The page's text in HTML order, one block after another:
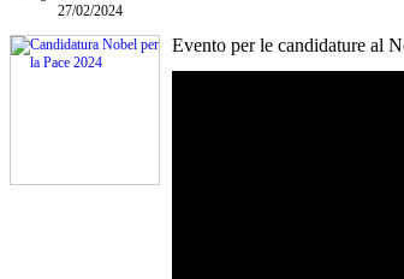
27/02/2024
Evento per le candidature al